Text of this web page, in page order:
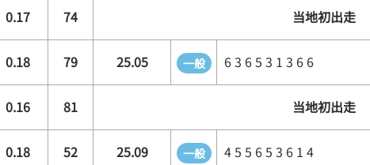
0.17 74 当地初出走
0.18 79 25.05 一般 6 3 6 5 3 1 3 6 6
0.16 81 当地初出走
0.18 52 25.09 一般 4 5 5 6 5 3 6 1 4